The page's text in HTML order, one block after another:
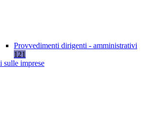
Provvedimenti dirigenti - amministrativi
121
sulle imprese